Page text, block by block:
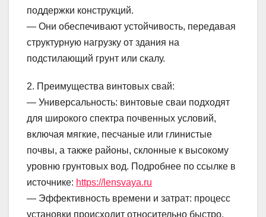
поддержки конструкций.
— Они обеспечивают устойчивость, передавая
структурную нагрузку от здания на
подстилающий грунт или скалу.
2. Преимущества винтовых свай:
— Универсальность: винтовые сваи подходят
для широкого спектра почвенных условий,
включая мягкие, песчаные или глинистые
почвы, а также районы, склонные к высокому
уровню грунтовых вод. Подробнее по ссылке в
источнике: https://lensvaya.ru
— Эффективность времени и затрат: процесс
установки происходит относительно быстро,